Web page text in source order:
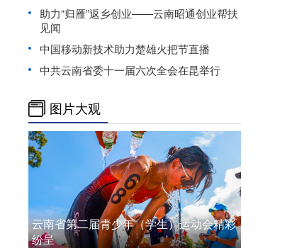
助力“归雁”返乡创业——云南昭通创业帮扶
见闻
中国移动新技术助力楚雄火把节直播
中共云南省委十一届六次全会在昆举行
图片大观
云南省第二届青少年（学生）运动会精彩
纷呈